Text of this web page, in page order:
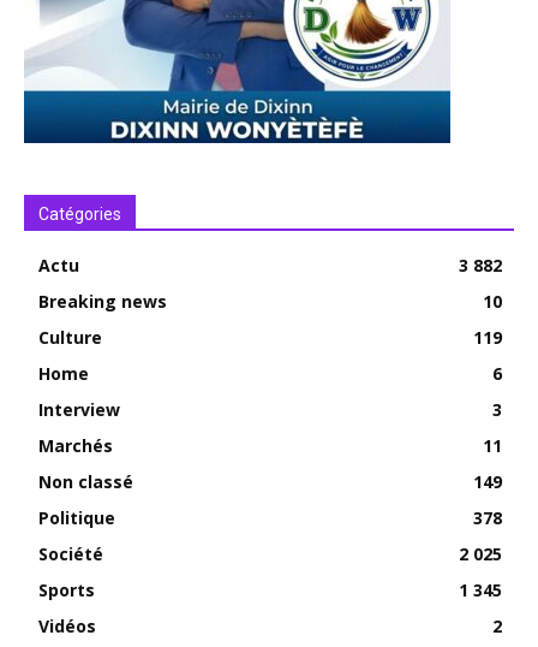
Catégories
Actu
3 882
Breaking news
10
Culture
119
Home
6
Interview
3
Marchés
11
Non classé
149
Politique
378
Société
2 025
Sports
1 345
Vidéos
2